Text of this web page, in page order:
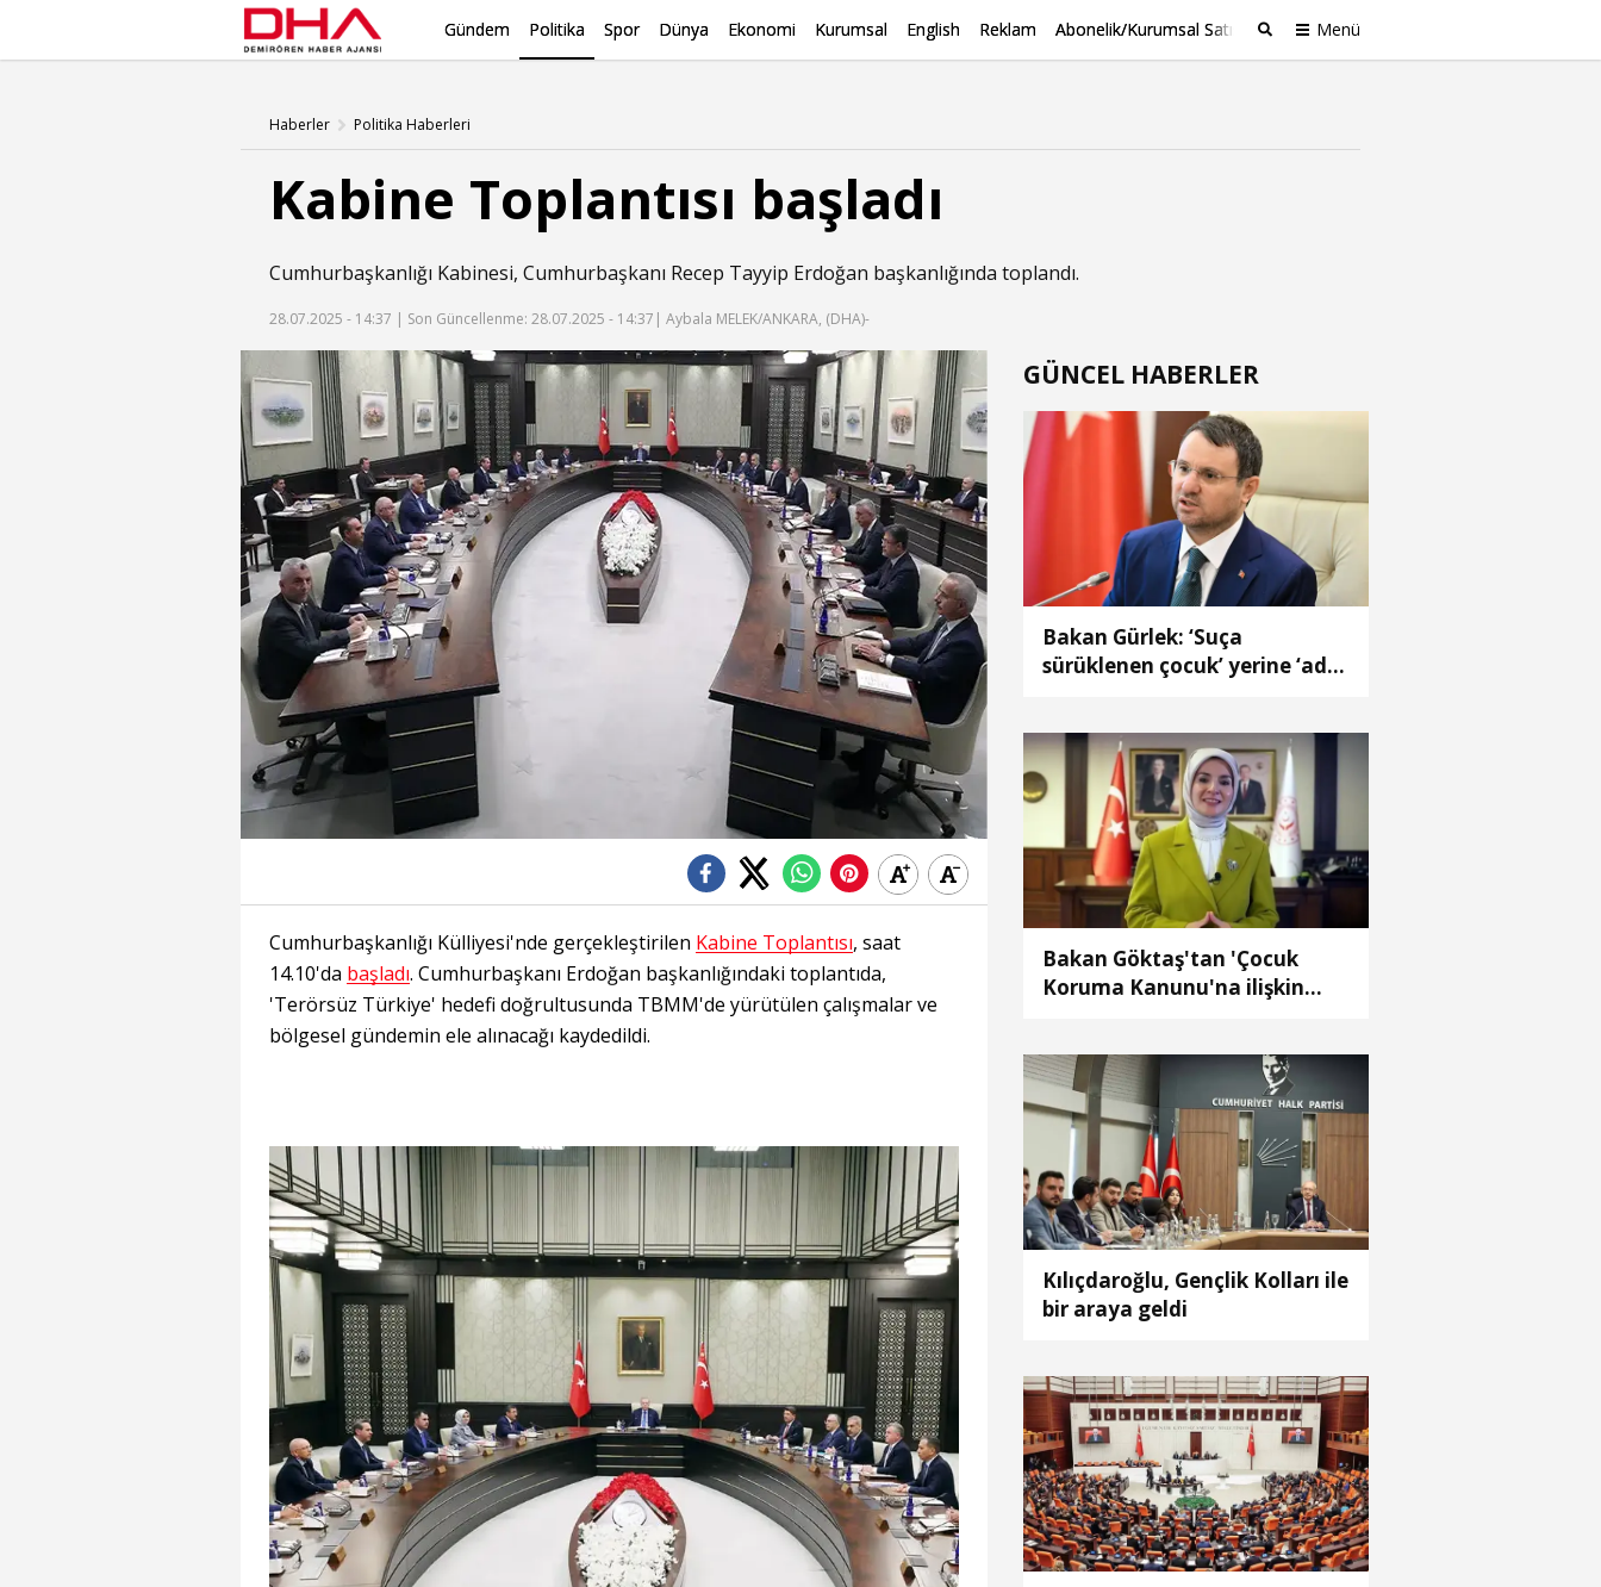
Gündem Politika Spor Dünya Ekonomi Kurumsal English Reklam Abonelik/Kurumsal Satış Menü
Haberler Politika Haberleri
Kabine Toplantısı başladı
Cumhurbaşkanlığı Kabinesi, Cumhurbaşkanı Recep Tayyip Erdoğan başkanlığında toplandı.
28.07.2025 - 14:37 | Son Güncellenme: 28.07.2025 - 14:37 | Aybala MELEK/ANKARA, (DHA)-
Cumhurbaşkanlığı Külliyesi'nde gerçekleştirilen Kabine Toplantısı, saat
14.10'da başladı. Cumhurbaşkanı Erdoğan başkanlığındaki toplantıda,
'Terörsüz Türkiye' hedefi doğrultusunda TBMM'de yürütülen çalışmalar ve
bölgesel gündemin ele alınacağı kaydedildi.
GÜNCEL HABERLER
Bakan Gürlek: ‘Suça
sürüklenen çocuk’ yerine ‘adli
kazandırıldı
Bakan Göktaş'tan 'Çocuk
Koruma Kanunu'na ilişkin
Kılıçdaroğlu, Gençlik Kolları ile
bir araya geldi